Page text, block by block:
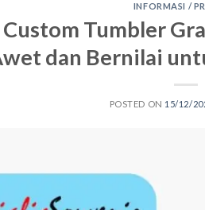
INFORMASI /
Custom Tumbler
dan Bernilai
POSTED ON 15/12/